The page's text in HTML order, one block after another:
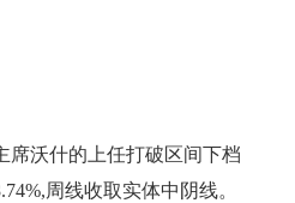
席沃什的上任打破区间下档
周线收取实体中阴线。